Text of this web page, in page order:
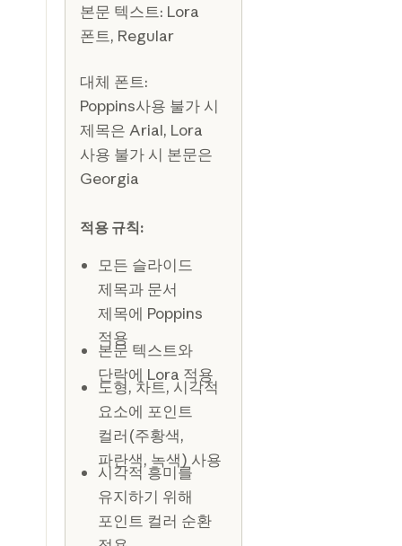
본문 텍스트: Lora
폰트, Regular
대체 폰트:
Poppins사용 불가 시
제목은 Arial, Lora
사용 불가 시 본문은
Georgia
적용 규칙:
모든 슬라이드
제목과 문서
제목에 Poppins
적용
본문 텍스트와
단락에 Lora 적용
도형, 차트, 시각적
요소에 포인트
컬러(주황색,
파란색, 녹색) 사용
시각적 흥미를
유지하기 위해
포인트 컬러 순환